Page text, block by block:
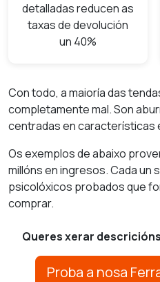
detalladas reducen as
taxas de devolución
un 40%
Con todo, a maioría das
completamente mal. Son
centradas en características
Os exemplos de abaixo
millóns en ingresos. Cada un
psicolóxicos probados que
comprar.
Queres xerar
Proba a nosa